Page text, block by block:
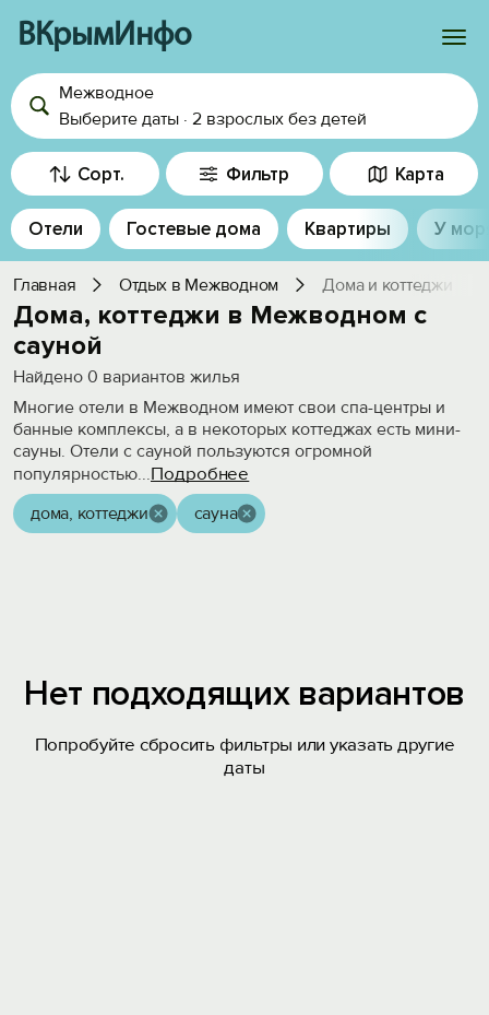
ВКрымИнфо
Войти
Избранное
История просмотра
Добавить свой объект
Межводное
Выберите даты · 2 взрослых без детей
Сорт. Фильтр Карта
Отели Гостевые дома Квартиры У
Главная Отдых в Межводном Дома и коттеджи
Дома, коттеджи в Межводном с
сауной
Найдено 0 вариантов жилья
Многие отели в Межводном имеют свои спа-центры и
банные комплексы, а в некоторых коттеджах есть мини-
сауны. Отели с сауной пользуются огромной
популярностью...Подробнее
дома, коттеджи сауна
Нет подходящих вариантов
Попробуйте сбросить фильтры или указать другие
даты